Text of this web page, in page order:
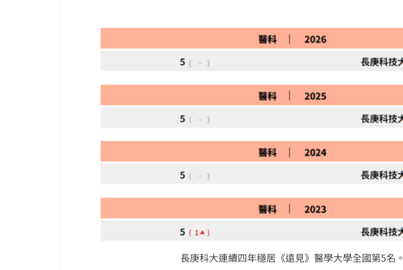
長庚科大連續四年穩居《遠見》醫學大學全國第5名。